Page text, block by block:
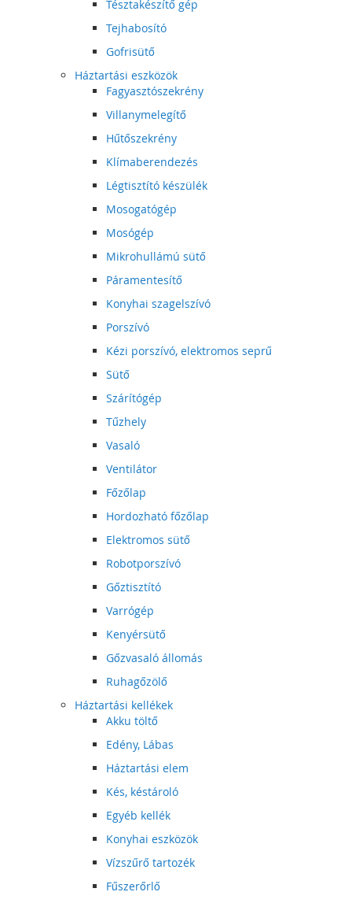
Tésztakészítő gép
Tejhabosító
Gofrisütő
Háztartási eszközök
Fagyasztószekrény
Villanymelegítő
Hűtőszekrény
Klímaberendezés
Légtisztító készülék
Mosogatógép
Mosógép
Mikrohullámú sütő
Páramentesítő
Konyhai szagelszívó
Porszívó
Kézi porszívó, elektromos seprű
Sütő
Szárítógép
Tűzhely
Vasaló
Ventilátor
Főzőlap
Hordozható főzőlap
Elektromos sütő
Robotporszívó
Gőztisztító
Varrógép
Kenyérsütő
Gőzvasaló állomás
Ruhagőzölő
Háztartási kellékek
Akku töltő
Edény, Lábas
Háztartási elem
Kés, késtároló
Egyéb kellék
Konyhai eszközök
Vízszűrő tartozék
Fűszerőrlő